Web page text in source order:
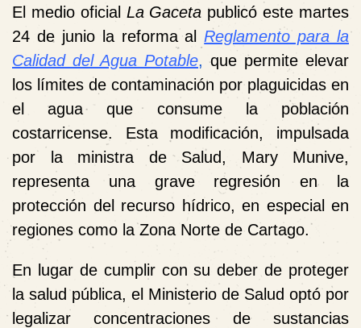
El medio oficial La Gaceta publicó este martes
24 de junio la reforma al Reglamento para la
Calidad del Agua Potable, que permite elevar
los límites de contaminación por plaguicidas en
el agua que consume la población
costarricense. Esta modificación, impulsada
por la ministra de Salud, Mary Munive,
representa una grave regresión en la
protección del recurso hídrico, en especial en
regiones como la Zona Norte de Cartago.
En lugar de cumplir con su deber de proteger
la salud pública, el Ministerio de Salud optó por
legalizar concentraciones de sustancias